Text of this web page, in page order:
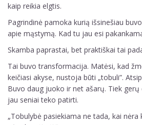
kaip reikia elgtis.
Pagrindinė pamoka kurią išsinešiau
apie mąstymą. Kad tu jau esi
Skamba paprastai, bet praktiškai tai
Tai buvo transformacija. Matėsi, kad
keičiasi akyse, nustoja būti „tobuli”.
Buvo daug juoko ir net ašarų. Tiek
jau seniai teko patirti.
„Tobulybė pasiekiama ne tada, kai